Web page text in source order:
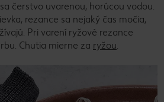
čerstvo uvarenou, horúcou vodou.
rezance sa nejaký čas močia,
Pri varení ryžové rezance
Chutia mierne za ryžou.